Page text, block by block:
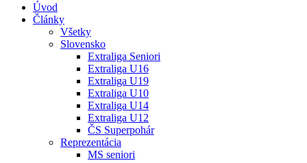
Úvod
Články
Všetky
Slovensko
Extraliga Seniori
Extraliga U16
Extraliga U19
Extraliga U10
Extraliga U14
Extraliga U12
ČS Superpohár
Reprezentácia
MS seniori